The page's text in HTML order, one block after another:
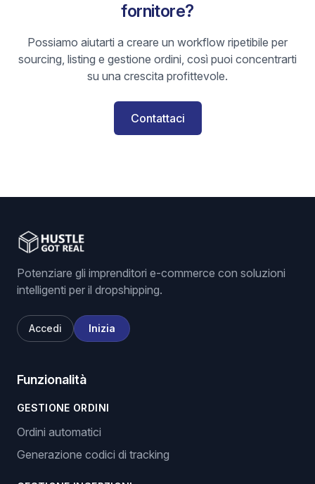
fornitore?
Possiamo aiutarti a creare un workflow ripetibile per
sourcing, listing e gestione ordini, così puoi concentrarti
su una crescita profittevole.
Contattaci
Potenziare gli imprenditori e-commerce con soluzioni
intelligenti per il dropshipping.
Accedi Inizia
Funzionalità
GESTIONE ORDINI
Ordini automatici
Generazione codici di tracking